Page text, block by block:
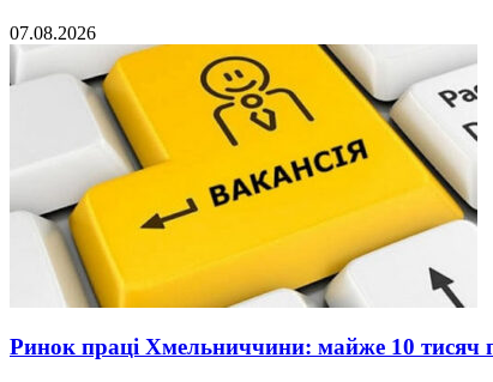
07.08.2026
Ринок праці Хмельниччини: майже 10 тисяч